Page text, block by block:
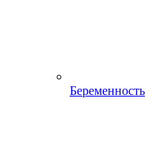
Беременность